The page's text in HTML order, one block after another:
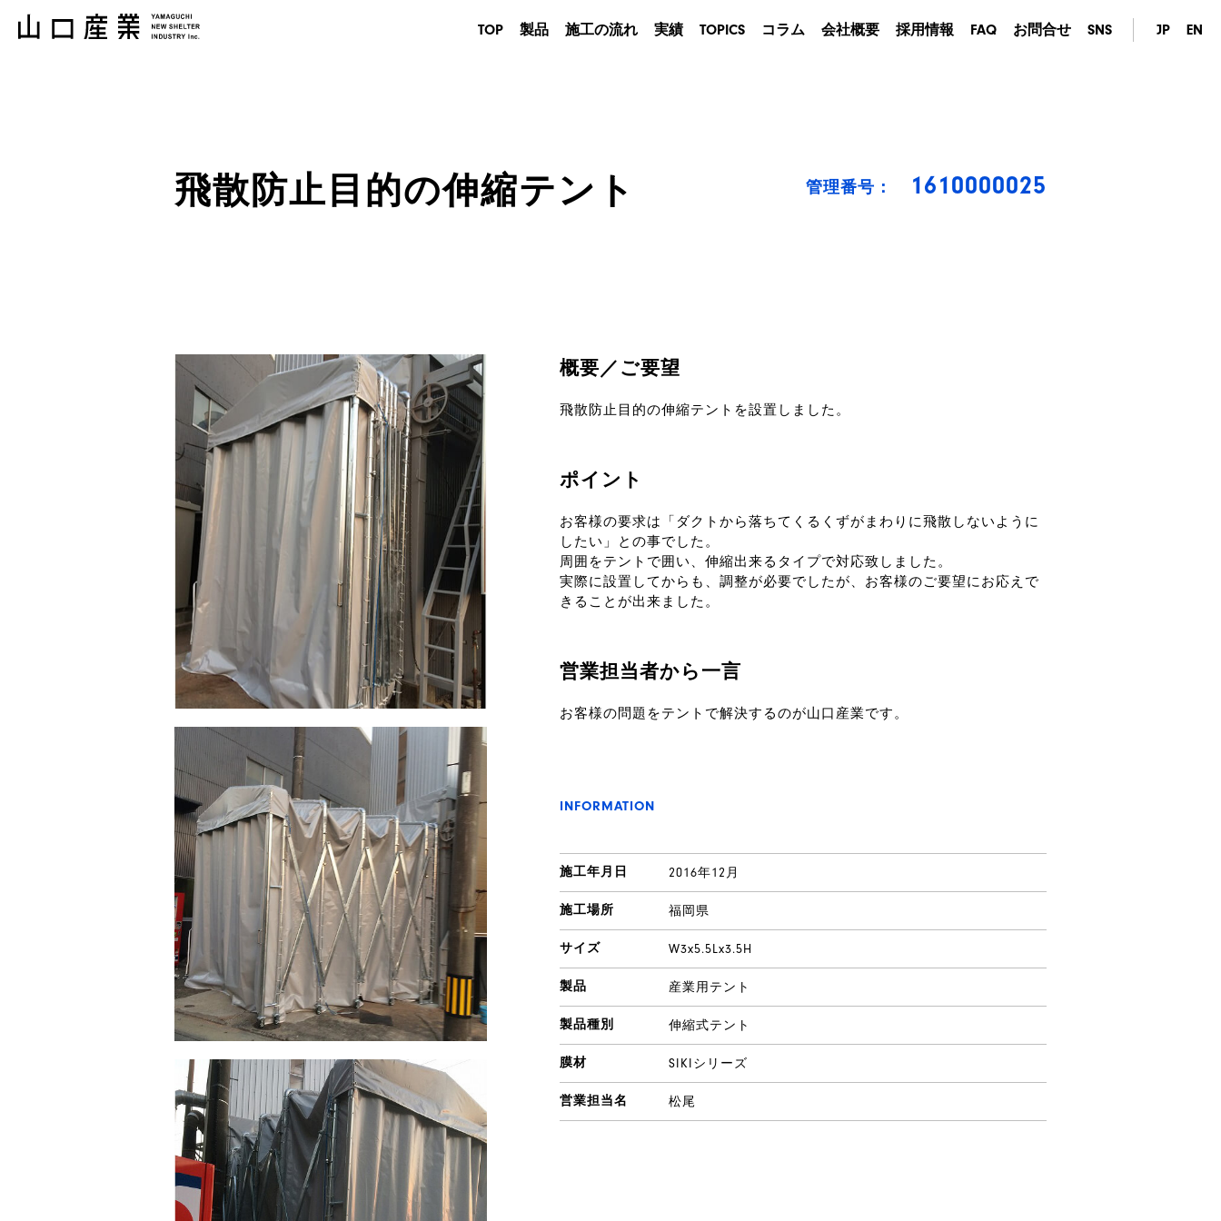
TOP 製品
商業用
イベントテント
施工の流れ 実績 TOPICS コラム 会社概要 採用情報 FAQ お問合せ SNS JP EN
飛散防止目的の伸縮テント 管理番号： 1610000025
概要／ご要望
飛散防止目的の伸縮テントを設置しました。
ポイント
お客様の要求は「ダクトから落ちてくるくずがまわりに飛散しないように
したい」との事でした。
周囲をテントで囲い、伸縮出来るタイプで対応致しました。
実際に設置してからも、調整が必要でしたが、お客様のご要望にお応えで
きることが出来ました。
営業担当者から一言
お客様の問題をテントで解決するのが山口産業です。
INFORMATION
施工年月日 2016年12月
施工場所 福岡県
サイズ W3x5.5Lx3.5H
製品 産業用テント
製品種別 伸縮式テント
膜材 SIKIシリーズ
営業担当名 松尾